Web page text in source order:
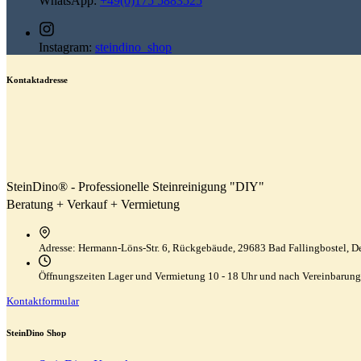
Instagram: steindino_shop
Kontaktadresse
SteinDino® - Professionelle Steinreinigung "DIY"
Beratung + Verkauf + Vermietung
Adresse: Hermann-Löns-Str. 6, Rückgebäude, 29683 Bad Fallingbostel,
Öffnungszeiten Lager und Vermietung 10 - 18 Uhr und nach Vereinbarung
Kontaktformular
SteinDino Shop